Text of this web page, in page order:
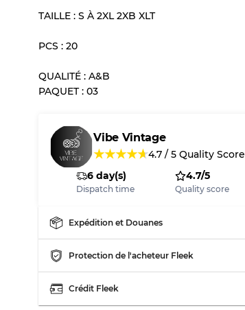
TAILLE : S À 2XL 2XB XLT
PCS : 20
QUALITÉ : A&B
PAQUET : 03
Vibe Vintage
★★★★★4.7 /5 Quality Score
6 day(s)
Dispatch time
4.7/5
Quality score
Expédition et Douanes
Protection de l'acheteur Fleek
Crédit Fleek